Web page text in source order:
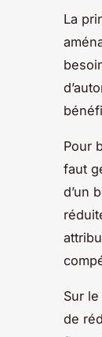
La
Pour
faut
d’un
Sur
de